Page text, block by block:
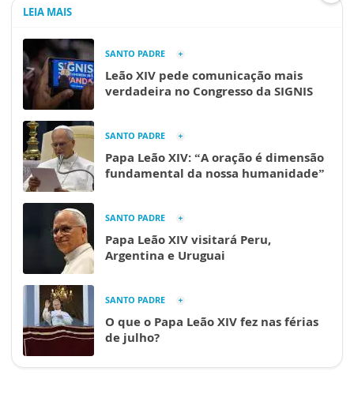
LEIA MAIS
SANTO PADRE
Leão XIV pede comunicação mais
verdadeira no Congresso da SIGNIS
SANTO PADRE
Papa Leão XIV: “A oração é dimensão
fundamental da nossa humanidade”
SANTO PADRE
Papa Leão XIV visitará Peru,
Argentina e Uruguai
SANTO PADRE
O que o Papa Leão XIV fez nas férias
de julho?